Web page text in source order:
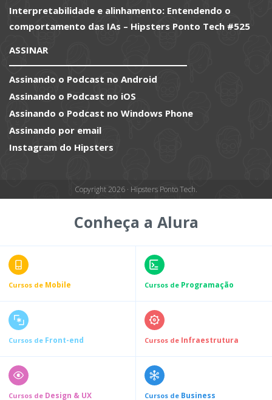
Interpretabilidade e alinhamento: Entendendo o
comportamento das IAs – Hipsters Ponto Tech #525
ASSINAR
Assinando o Podcast no Android
Assinando o Podcast no iOS
Assinando o Podcast no Windows Phone
Assinando por email
Instagram do Hipsters
Copyright 2026 · Hipsters Ponto Tech.
Conheça a Alura
Cursos de Mobile Cursos de Programação
Cursos de Front-end Cursos de Infraestrutura
Cursos de Design & UX Cursos de Business